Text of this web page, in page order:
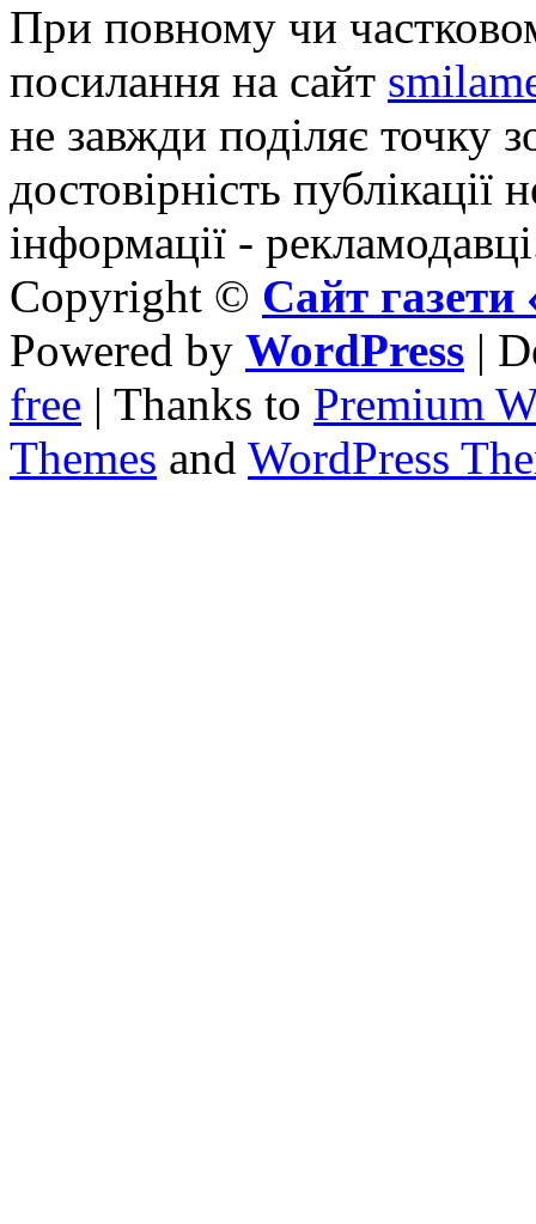
При повному чи
посилання на сайт
не завжди поділяє точку
достовірність публікації
інформації -
Copyright © Сайт
Powered by WordPress |
free | Thanks to Premium
Themes and WordPress